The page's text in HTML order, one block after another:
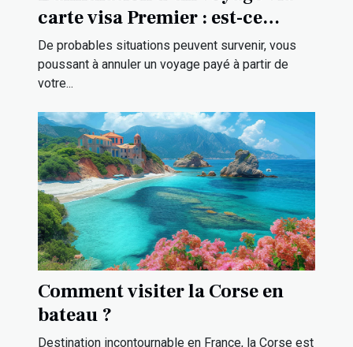
carte visa Premier : est-ce
possible ?
De probables situations peuvent survenir, vous
poussant à annuler un voyage payé à partir de
votre...
Comment visiter la Corse en
bateau ?
Destination incontournable en France, la Corse est